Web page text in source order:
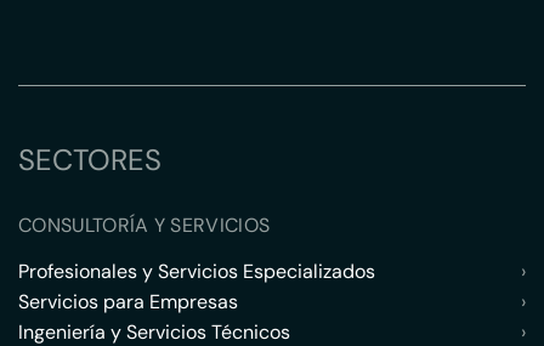
SECTORES
CONSULTORÍA Y SERVICIOS
Profesionales y Servicios Especializados
›
Servicios para Empresas
›
Ingeniería y Servicios Técnicos
›